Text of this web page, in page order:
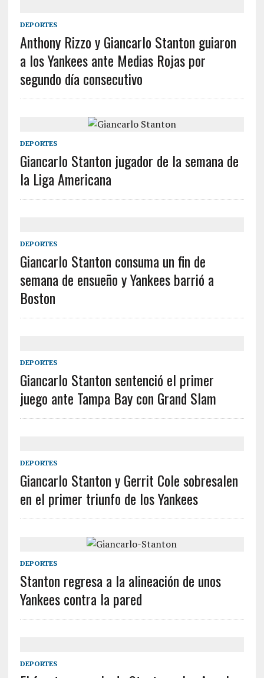
DEPORTES
Anthony Rizzo y Giancarlo Stanton guiaron
a los Yankees ante Medias Rojas por
segundo día consecutivo
DEPORTES
Giancarlo Stanton jugador de la semana de
la Liga Americana
DEPORTES
Giancarlo Stanton consuma un fin de
semana de ensueño y Yankees barrió a
Boston
DEPORTES
Giancarlo Stanton sentenció el primer
juego ante Tampa Bay con Grand Slam
DEPORTES
Giancarlo Stanton y Gerrit Cole sobresalen
en el primer triunfo de los Yankees
DEPORTES
Stanton regresa a la alineación de unos
Yankees contra la pared
DEPORTES